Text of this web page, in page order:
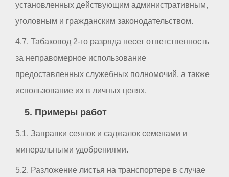
установленных действующим административным,
уголовным и гражданским законодательством.
4.7. Табаковод 2-го разряда несет ответственность
за неправомерное использование
предоставленных служебных полномочий, а также
использование их в личных целях.
5. Примеры работ
5.1. Заправки сеялок и саджалок семенами и
минеральными удобрениями.
5.2. Разложение листья на транспортере в случае